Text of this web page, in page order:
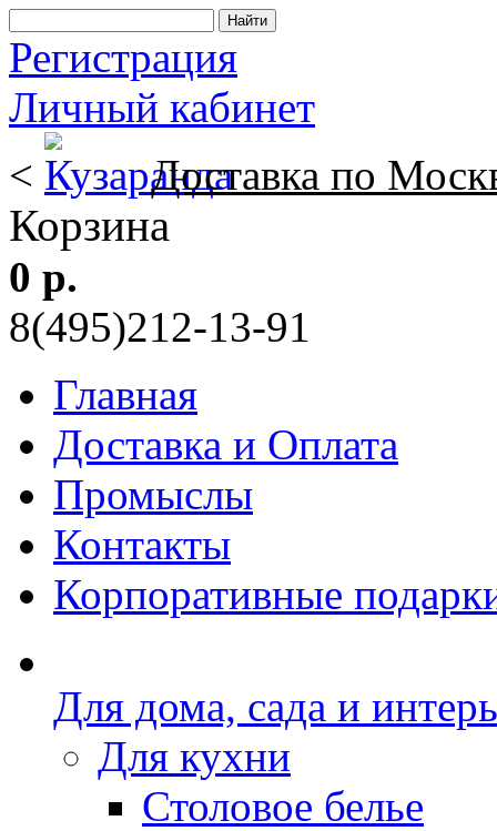
Регистрация
Личный кабинет
<
Доставка по
Корзина
0 р.
8(495)212-13-91
Главная
Доставка и Оплата
Промыслы
Контакты
Корпоративные
Для дома, сада и
Для кухни
Столовое белье